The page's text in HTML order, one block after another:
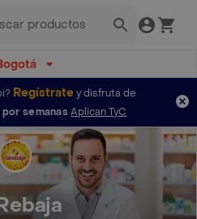
Regístratey disfruta de
semanas Aplican TyC